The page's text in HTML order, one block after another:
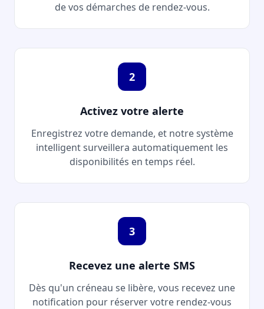
de vos démarches de rendez-vous.
2
Activez votre alerte
Enregistrez votre demande, et notre système
intelligent surveillera automatiquement les
disponibilités en temps réel.
3
Recevez une alerte SMS
Dès qu'un créneau se libère, vous recevez une
notification pour réserver votre rendez-vous